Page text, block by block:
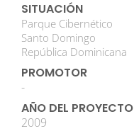
SITUACIÓN
Parque Cibernético
Santo Domingo
República Dominicana
PROMOTOR
-
AÑO DEL PROYECTO
2009